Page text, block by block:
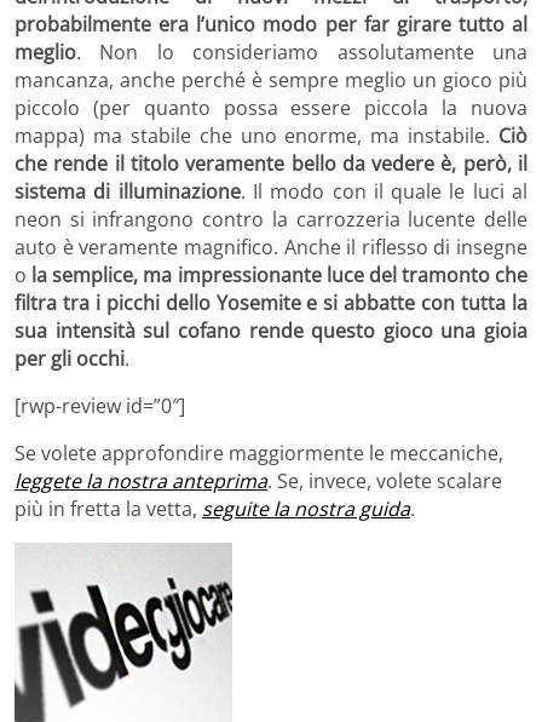
probabilmente era l’unico modo per far girare tutto al
meglio. Non lo consideriamo assolutamente una
mancanza, anche perché è sempre meglio un gioco più
piccolo (per quanto possa essere piccola la nuova
mappa) ma stabile che uno enorme, ma instabile. Ciò
che rende il titolo veramente bello da vedere è, però, il
sistema di illuminazione. Il modo con il quale le luci al
neon si infrangono contro la carrozzeria lucente delle
auto è veramente magnifico. Anche il riflesso di insegne
o la semplice, ma impressionante luce del tramonto che
filtra tra i picchi dello Yosemite e si abbatte con tutta la
sua intensità sul cofano rende questo gioco una gioia
per gli occhi.
[rwp-review id=”0″]
Se volete approfondire maggiormente le meccaniche,
leggete la nostra anteprima. Se, invece, volete scalare
più in fretta la vetta, seguite la nostra guida.